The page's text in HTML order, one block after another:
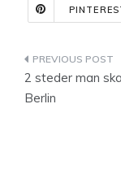
2 steder man
Berlin